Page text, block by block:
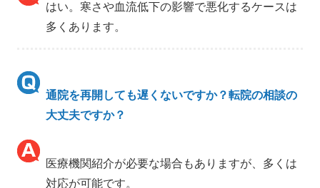
はい。寒さや血流低下の影響で悪化するケースは
多くあります。
通院を再開しても遅くないですか？転院の相談の
大丈夫ですか？
医療機関紹介が必要な場合もありますが、多くは
対応が可能です。